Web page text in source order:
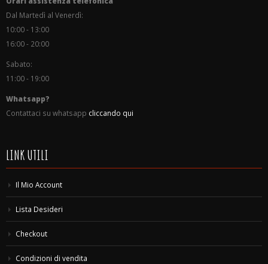
Dal Martedì al Venerdì:
10:00 - 13:00
16:00 - 20:00
Sabato:
11:00 - 19:00
Whatsapp?
Contattaci su whatsapp cliccando qui
LINK UTILI
Il Mio Account
Lista Desideri
Checkout
Condizioni di vendita